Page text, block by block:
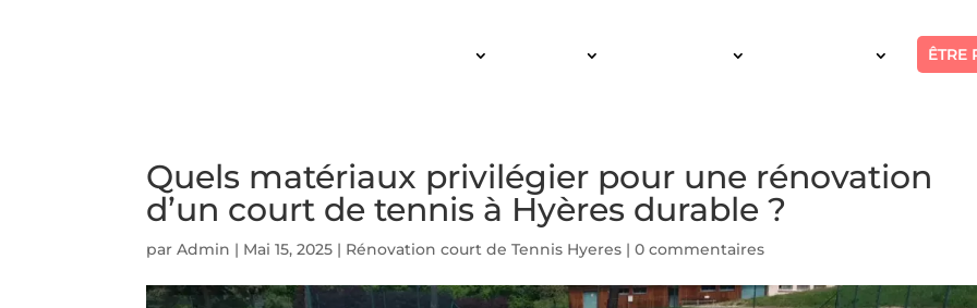
ÊTRE
Quels matériaux privilégier pour une rénovation
d’un court de tennis à Hyères durable ?
parAdmin | Mai 15, 2025 | Rénovation court de Tennis Hyeres |0 commentaires